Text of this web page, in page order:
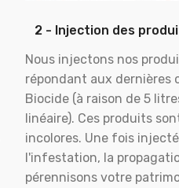
2 - Injection des
Nous injectons nos
répondant aux dernières
Biocide (à raison de 5
linéaire). Ces produits
incolores. Une fois
l'infestation, la
pérennisons votre